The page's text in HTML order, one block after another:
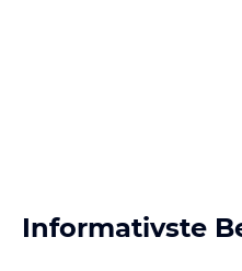
Informativste